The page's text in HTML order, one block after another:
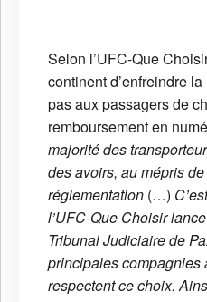
Selon l’UFC-Que
continent d’enfreindre
pas aux passagers de
remboursement en
majorité des
des avoirs, au mépris
réglementation (…)
l’UFC-Que Choisir
Tribunal Judiciaire de
principales compagnies
respectent ce choix.